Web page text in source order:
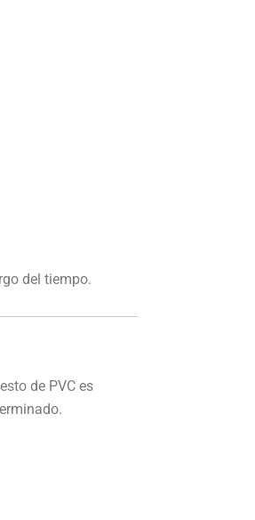
del tiempo.
de PVC es